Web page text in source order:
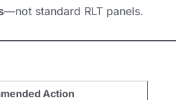
—not standard RLT panels.
Action